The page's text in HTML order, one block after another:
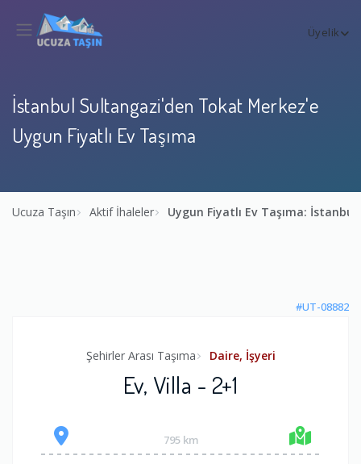
Üyelik
İstanbul Sultangazi'den Tokat Merkez'e
Uygun Fiyatlı Ev Taşıma
Ucuza Taşın Aktif İhaleler Uygun Fiyatlı Ev Taşıma:
#UT-08882
Şehirler Arası Taşıma Daire, İşyeri
Ev, Villa - 2+1
795 km